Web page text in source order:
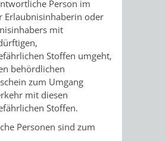
HILFE
MIT
BERATUNGSERGEBNISSE
TAGESORDNUNG
SITZUNGSUNTERLAGEN
UMLEGUNGSAUSSCHUSS
BERATENDE
AUSSCHÜSSE
Person im
Erlaubnisinhaberin oder
mit
Stoffen umgeht,
behördlichen
zum Umgang
mit diesen
Stoffen.
Personen sind zum